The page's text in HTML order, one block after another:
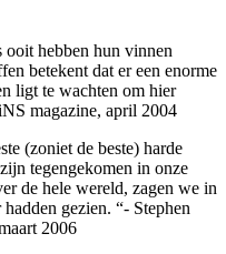
hebben hun vinnen
betekent dat er een enorme
ligt te wachten om hier
magazine, april 2004
(zoniet de beste) harde
tegengekomen in onze
de hele wereld, zagen we in
gezien. “- Stephen
2006